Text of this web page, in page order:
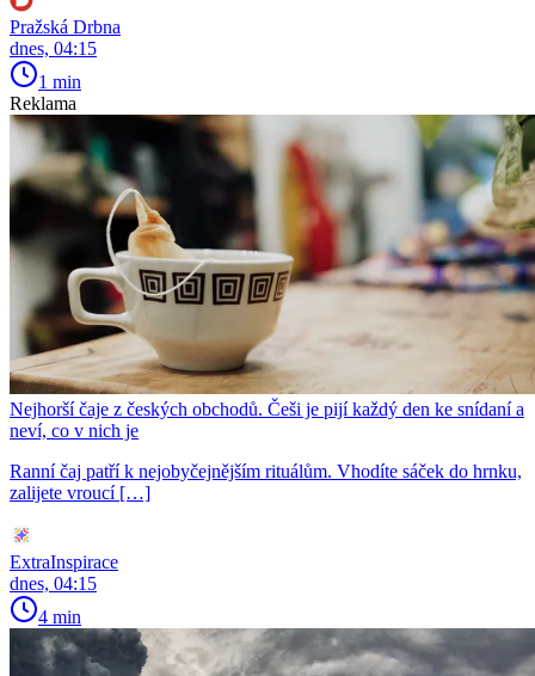
Pražská Drbna
dnes, 04:15
1 min
Reklama
Nejhorší čaje z českých obchodů. Češi je pijí každý den ke snídaní a
neví, co v nich je
Ranní čaj patří k nejobyčejnějším rituálům. Vhodíte sáček do hrnku,
zalijete vroucí […]
ExtraInspirace
dnes, 04:15
4 min